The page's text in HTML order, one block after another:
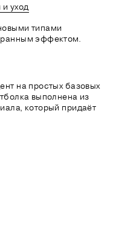
уход
типами
эффектом.
на простых базовых
выполнена из
который придаёт